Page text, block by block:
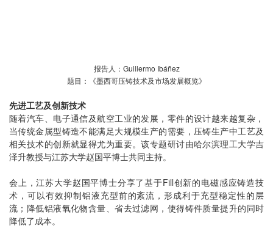
报告人：Guillermo Ibáñez
题目：《墨西哥压铸技术及市场发展概览》
先进工艺及创新技术
随着汽车、电子通信及航空工业的发展，零件的设计越来越复杂，
当传统金属型铸造不能满足大规模生产的需要，压铸生产中工艺及
相关技术的创新就显得尤为重要。该专题研讨由哈尔滨理工大学吉
泽升教授与江苏大学赵国平博士共同主持。
会上，江苏大学赵国平博士分享了基于Fill创新的电磁感应铸造技
术，可以有效抑制铝液充型前的紊流，形成利于充型稳定性的层
流；降低铝液氧化物含量、省去过滤网，使得铸件质量提升的同时
降低了成本。